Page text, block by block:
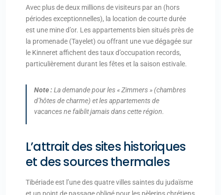
Avec plus de deux millions de visiteurs par an (hors
périodes exceptionnelles), la location de courte durée
est une mine d’or. Les appartements bien situés près de
la promenade (Tayelet) ou offrant une vue dégagée sur
le Kinneret affichent des taux d’occupation records,
particulièrement durant les fêtes et la saison estivale.
Note :La demande pour les « Zimmers » (chambres
d’hôtes de charme) et les appartements de
vacances ne faiblit jamais dans cette région.
L’attrait des sites historiques
et des sources thermales
Tibériade est l’une des quatre villes saintes du judaïsme